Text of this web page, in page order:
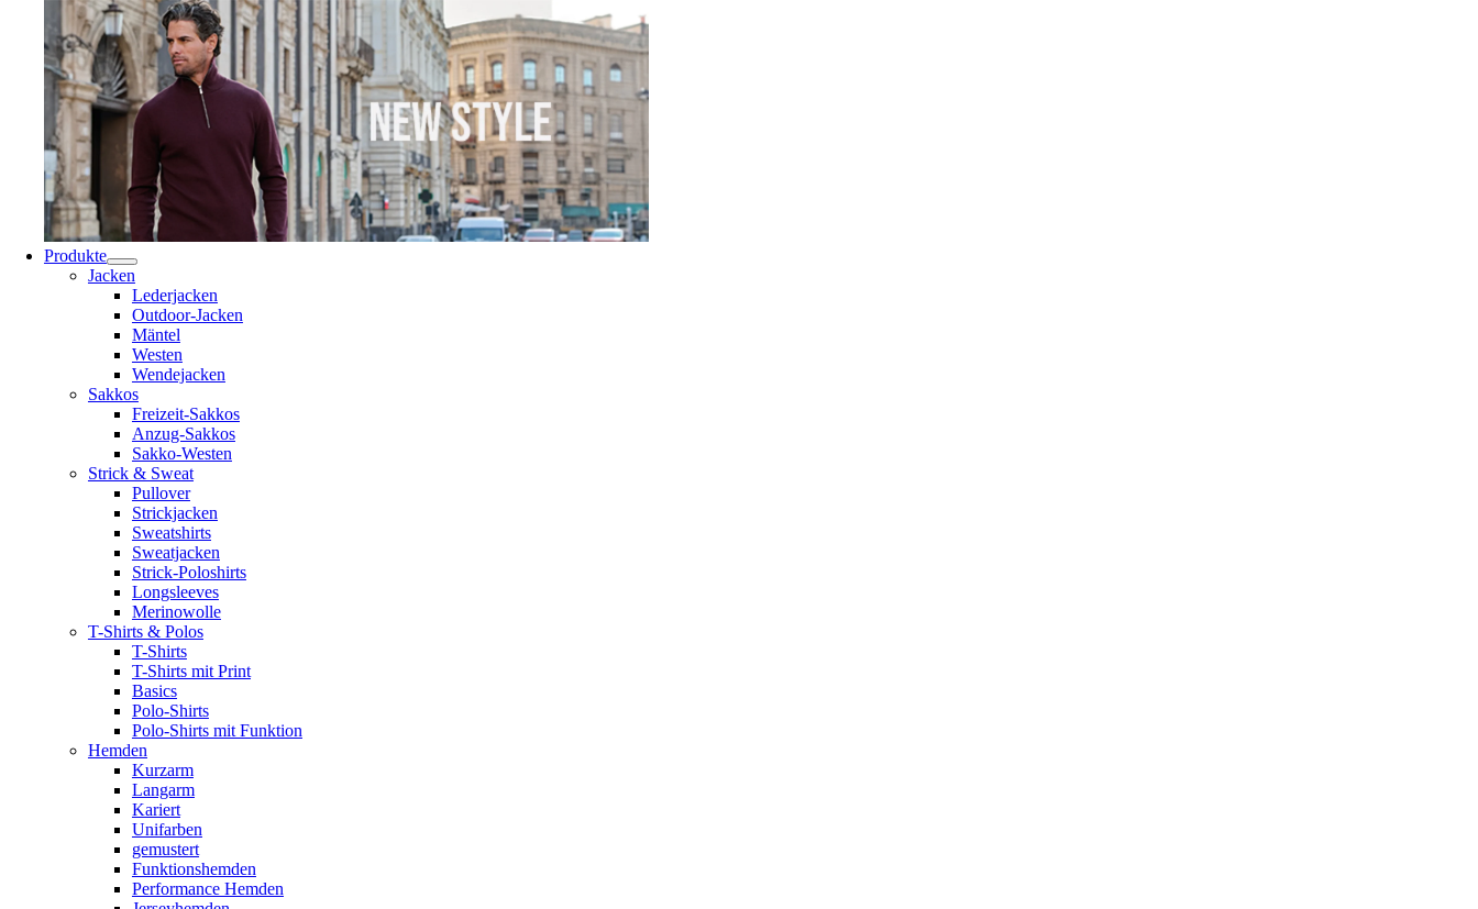
Produkte
Jacken
Lederjacken
Outdoor-Jacken
Mäntel
Westen
Wendejacken
Sakkos
Freizeit-Sakkos
Anzug-Sakkos
Sakko-Westen
Strick & Sweat
Pullover
Strickjacken
Sweatshirts
Sweatjacken
Strick-Poloshirts
Longsleeves
Merinowolle
T-Shirts & Polos
T-Shirts
T-Shirts mit Print
Basics
Polo-Shirts
Polo-Shirts mit Funktion
Hemden
Kurzarm
Langarm
Kariert
Unifarben
gemustert
Funktionshemden
Performance Hemden